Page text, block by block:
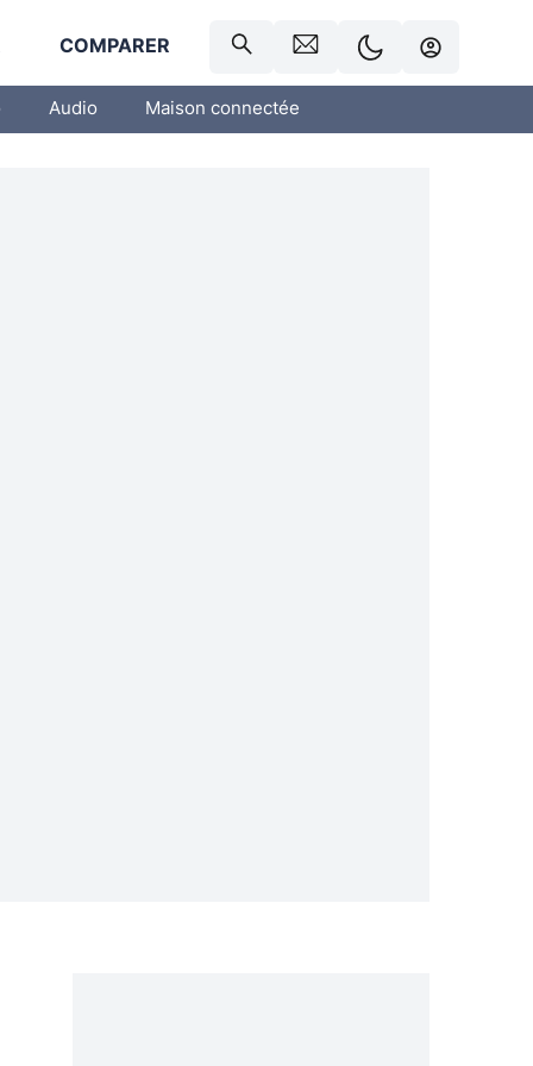
COMPARER
Audio Maison connectée